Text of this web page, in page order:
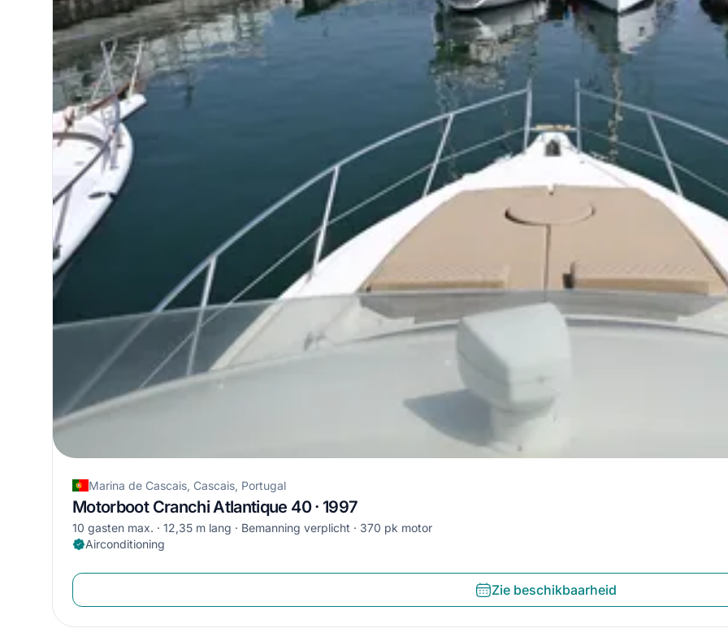
Marina de Cascais, Cascais, Portugal
Motorboot Cranchi Atlantique 40 · 1997
10 gasten max. 12,35 m lang Bemanning verplicht
370 pk motor
Airconditioning
Zie beschikbaarheid